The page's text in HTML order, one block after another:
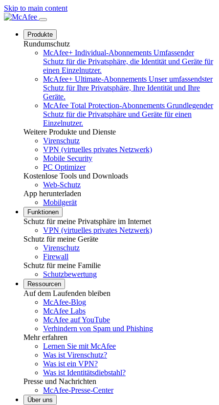
Skip to main content
Produkte
Rundumschutz
McAfee+ Individual-Abonnements Umfassender
Schutz für die Privatsphäre, die Identität und Geräte für
einen Einzelnutzer.
McAfee+ Ultimate-Abonnements Unser umfassendster
Schutz für Ihre Privatsphäre, Ihre Identität und Ihre
Geräte.
McAfee Total Protection-Abonnements Grundlegender
Schutz für die Privatsphäre und Geräte für einen
Einzelnutzer.
Weitere Produkte und Dienste
Virenschutz
VPN (virtuelles privates Netzwerk)
Mobile Security
PC Optimizer
Kostenlose Tools und Downloads
Web-Schutz
App herunterladen
Mobilgerät
Funktionen
Schutz für meine Privatsphäre im Internet
VPN (virtuelles privates Netzwerk)
Schutz für meine Geräte
Virenschutz
Firewall
Schutz für meine Familie
Schutzbewertung
Ressourcen
Auf dem Laufenden bleiben
McAfee-Blog
McAfee Labs
McAfee auf YouTube
Verhindern von Spam und Phishing
Mehr erfahren
Lernen Sie mit McAfee
Was ist Virenschutz?
Was ist ein VPN?
Was ist Identitätsdiebstahl?
Presse und Nachrichten
McAfee-Presse-Center
Über uns